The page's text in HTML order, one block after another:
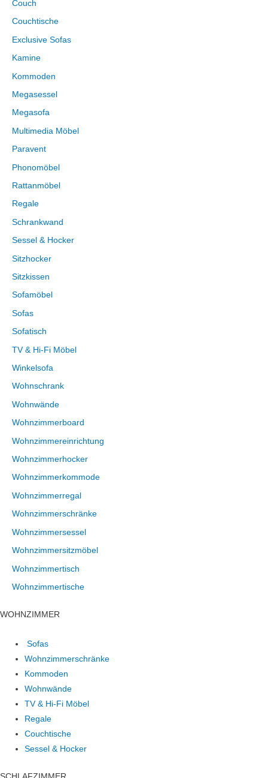
Couch
Couchtische
Exclusive Sofas
Kamine
Kommoden
Megasessel
Megasofa
Multimedia Möbel
Paravent
Phonomöbel
Rattanmöbel
Regale
Schrankwand
Sessel & Hocker
Sitzhocker
Sitzkissen
Sofamöbel
Sofas
Sofatisch
TV & Hi-Fi Möbel
Winkelsofa
Wohnschrank
Wohnwände
Wohnzimmerboard
Wohnzimmereinrichtung
Wohnzimmerhocker
Wohnzimmerkommode
Wohnzimmerregal
Wohnzimmerschränke
Wohnzimmersessel
Wohnzimmersitzmöbel
Wohnzimmertisch
Wohnzimmertische
WOHNZIMMER
Sofas
Wohnzimmerschränke
Kommoden
Wohnwände
TV & Hi-Fi Möbel
Regale
Couchtische
Sessel & Hocker